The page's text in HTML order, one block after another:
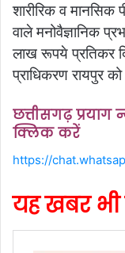
शारीरिक व
वाले मनोवैज्ञानिक
लाख रूपये प्रतिकर
प्राधिकरण रायपुर
छत्तीसगढ़
क्लिक करें
https://
यह खबर